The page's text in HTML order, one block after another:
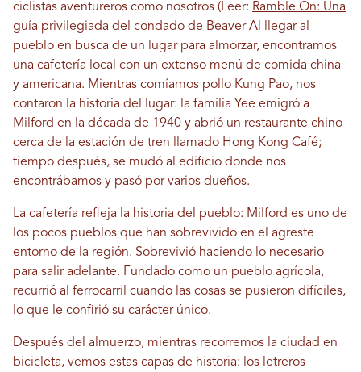
ciclistas aventureros como nosotros (Leer: Ramble On: Una
guía privilegiada del condado de BeaverAl llegar al
pueblo en busca de un lugar para almorzar, encontramos
una cafetería local con un extenso menú de comida china
y americana. Mientras comíamos pollo Kung Pao, nos
contaron la historia del lugar: la familia Yee emigró a
Milford en la década de 1940 y abrió un restaurante chino
cerca de la estación de tren llamado Hong Kong Café;
tiempo después, se mudó al edificio donde nos
encontrábamos y pasó por varios dueños.
La cafetería refleja la historia del pueblo: Milford es uno de
los pocos pueblos que han sobrevivido en el agreste
entorno de la región. Sobrevivió haciendo lo necesario
para salir adelante. Fundado como un pueblo agrícola,
recurrió al ferrocarril cuando las cosas se pusieron difíciles,
lo que le confirió su carácter único.
Después del almuerzo, mientras recorremos la ciudad en
bicicleta, vemos estas capas de historia: los letreros